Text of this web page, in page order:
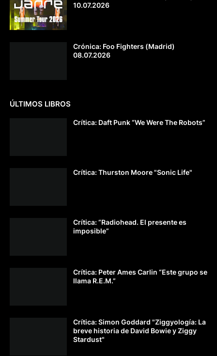
10.07.2026
Crónica: Foo Fighters (Madrid)
08.07.2026
ÚLTIMOS LIBROS
Crítica: Daft Punk “We Were The Robots”
Crítica: Thurston Moore "Sonic Life"
Crítica: “Radiohead. El presente es
imposible”
Crítica: Peter Ames Carlin “Este grupo se
llama R.E.M.”
Crítica: Simon Goddard "Ziggyología: La
breve historia de David Bowie y Ziggy
Stardust"